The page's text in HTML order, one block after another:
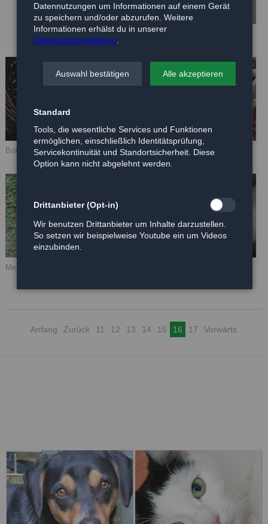
Ally
Brady Cleo
Mercedes
Anfang Zurück 11 12 13 14 15 16 17 Vorwärts
Datennutzungen um Informationen auf einem Gerät
zu speichern und/oder abzurufen. Weitere
Informationen erhälst du in unserer
Datenschutzerklärung
Auswahl bestätigen Alle akzeptieren
Standard
Tools, die wesentliche Services und Funktionen
ermöglichen, einschließlich Identitätsprüfung,
Servicekontinuität und Standortsicherheit. Diese
Option kann nicht abgelehnt werden.
Drittanbieter (Opt-in)
Wir benutzen Drittanbieter um Inhalte darzustellen.
So setzen wir beispielweise Youtube ein um Videos
einzubinden.